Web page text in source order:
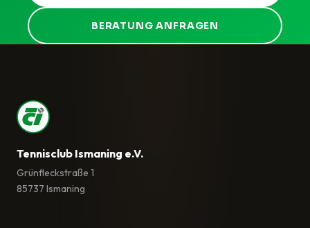
BERATUNG ANFRAGEN
Tennisclub Ismaning e.V.
Grünfleckstraße 1
85737 Ismaning